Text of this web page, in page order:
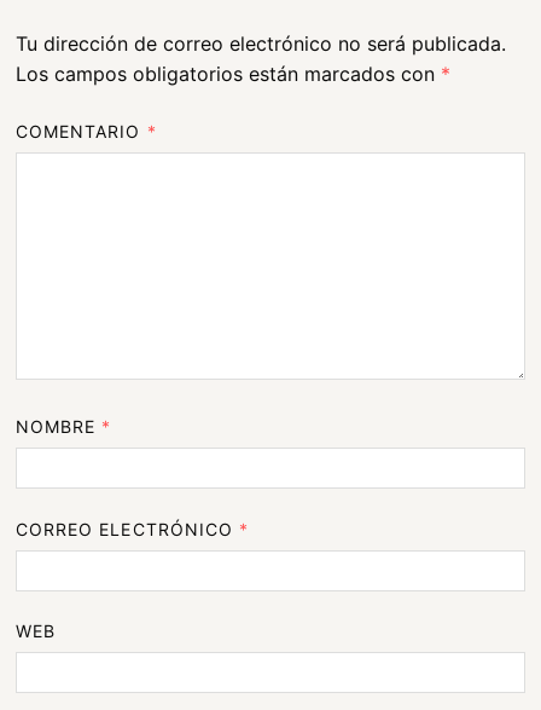
Tu dirección de correo electrónico no será publicada.
Los campos obligatorios están marcados con *
COMENTARIO *
NOMBRE *
CORREO ELECTRÓNICO *
WEB